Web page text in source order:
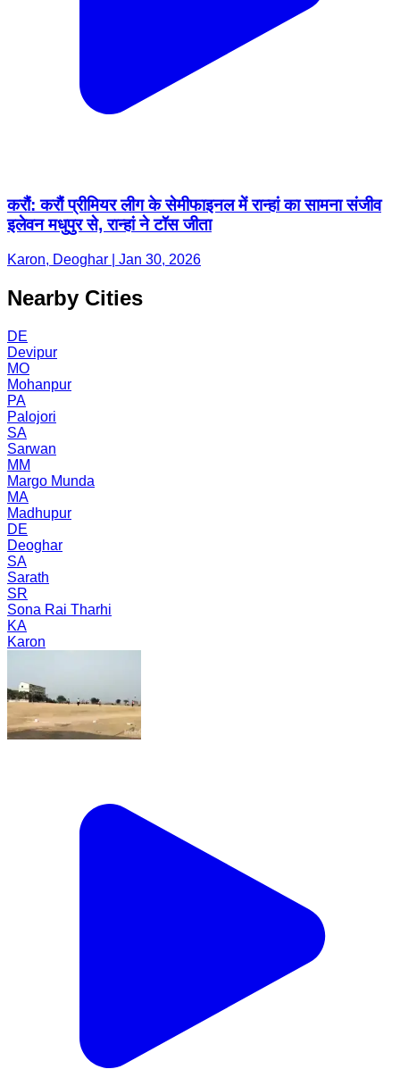
करौं: करौं प्रीमियर लीग के सेमीफाइनल में रान्हां का सामना संजीव
इलेवन मधुपुर से, रान्हां ने टॉस जीता
Karon, Deoghar | Jan 30, 2026
Nearby Cities
DE
Devipur
MO
Mohanpur
PA
Palojori
SA
Sarwan
MM
Margo Munda
MA
Madhupur
DE
Deoghar
SA
Sarath
SR
Sona Rai Tharhi
KA
Karon